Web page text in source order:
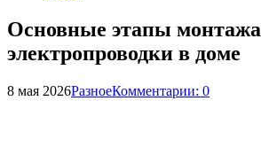
Основные этапы монтажа
электропроводки в доме
8 мая 2026РазноеКомментарии: 0